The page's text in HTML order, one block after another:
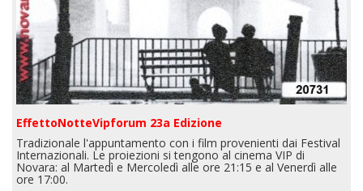
EffettoNotteVipforum 23a Edizione
Tradizionale l'appuntamento con i film provenienti dai Festival
Internazionali. Le proiezioni si tengono al cinema VIP di
Novara: al Martedì e Mercoledì alle ore 21:15 e al Venerdì alle
ore 17:00.